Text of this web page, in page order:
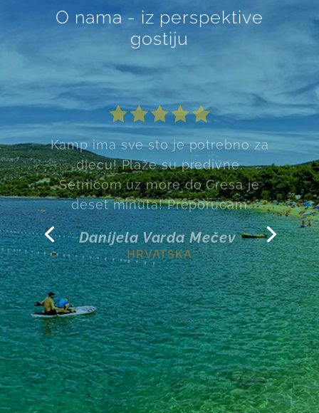
O nama - iz perspektive
gostiju
Kovacine. Mirno, uredno, bez
obzira koji tip smještaja birate.
Plaže sjajne, šetnice duge i
predivne... idealno mjesto za
odmor
Slavica Bakić
HRVATSKA